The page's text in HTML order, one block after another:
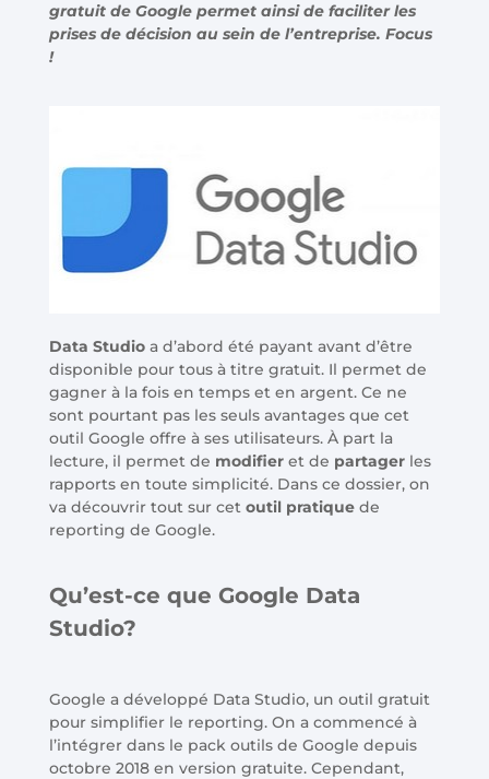
gratuit de Google permet ainsi de faciliter les
prises de décision au sein de l’entreprise. Focus
!
Data Studioa d’abord été payant avant d’être
disponible pour tous à titre gratuit. Il permet de
gagner à la fois en temps et en argent. Ce ne
sont pourtant pas les seuls avantages que cet
outil Google offre à ses utilisateurs. À part la
lecture, il permet de modifier et de partager les
rapports en toute simplicité. Dans ce dossier, on
va découvrir tout sur cet outil pratiquede
reporting de Google.
Qu’est-ce que Google Data
Studio?
Google a développé Data Studio, un outil gratuit
pour simplifier le reporting. On a commencé à
l’intégrer dans le pack outils de Google depuis
octobre 2018 en version gratuite. Cependant,